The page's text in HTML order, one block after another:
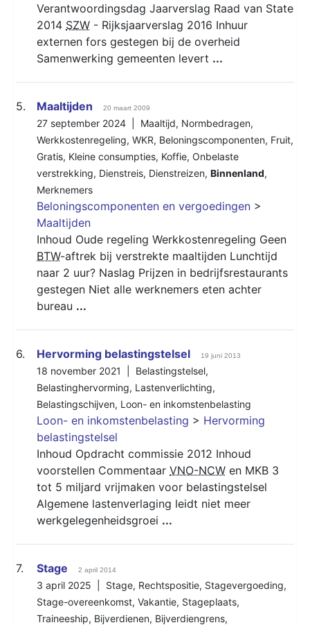
Verantwoordingsdag Jaarverslag Raad van State
2014 SZW - Rijksjaarverslag 2016 Inhuur
externen fors gestegen bij de overheid
Samenwerking gemeenten levert ...
5. Maaltijden 20 maart 2009
27 september 2024 | Maaltijd, Normbedragen,
Werkkostenregeling, WKR, Beloningscomponenten, Fruit,
Gratis, Kleine consumpties, Koffie, Onbelaste
verstrekking, Dienstreis, Dienstreizen, Binnenland,
Merknemers
Beloningscomponenten en vergoedingen >
Maaltijden
Inhoud Oude regeling Werkkostenregeling Geen
BTW-aftrek bij verstrekte maaltijden Lunchtijd
naar 2 uur? Naslag Prijzen in bedrijfsrestaurants
gestegen Niet alle werknemers eten achter
bureau ...
6. Hervorming belastingstelsel 19 juni 2013
18 november 2021 | Belastingstelsel,
Belastinghervorming, Lastenverlichting,
Belastingschijven, Loon- en inkomstenbelasting
Loon- en inkomstenbelasting > Hervorming
belastingstelsel
Inhoud Opdracht commissie 2012 Inhoud
voorstellen Commentaar VNO-NCW en MKB 3
tot 5 miljard vrijmaken voor belastingstelsel
Algemene lastenverlaging leidt niet meer
werkgelegenheidsgroei ...
7. Stage 2 april 2014
3 april 2025 | Stage, Rechtspositie, Stagevergoeding,
Stage-overeenkomst, Vakantie, Stageplaats,
Traineeship, Bijverdienen, Bijverdiengrens,